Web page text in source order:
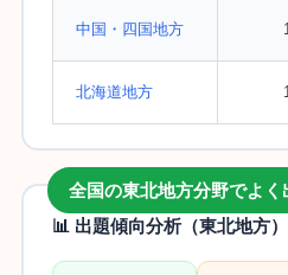
中国・四国地方
北海道地方
全国の東北地方分野でよく
📊 出題傾向分析（東北地方）